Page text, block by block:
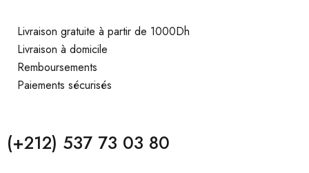
Livraison gratuite à partir de 1000Dh
Livraison à domicile
Remboursements
Paiements sécurisés
(+212) 537 73 03 80